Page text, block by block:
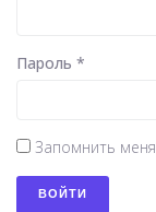
Пароль *
Запомнить меня
ВОЙТИ